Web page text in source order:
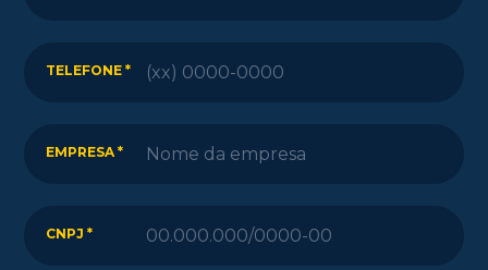
TELEFONE *
EMPRESA *
CNPJ *